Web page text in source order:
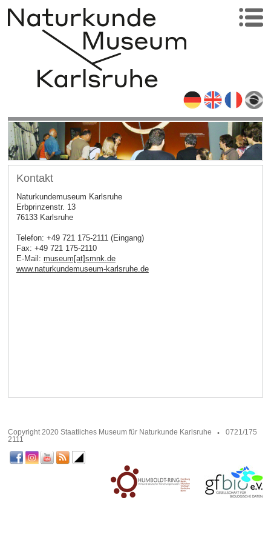
Kontakt
Naturkundemuseum Karlsruhe
Erbprinzenstr. 13
76133 Karlsruhe
Telefon: +49 721 175-2111 (Eingang)
Fax: +49 721 175-2110
E-Mail: museum[at]smnk.de
www.naturkundemuseum-karlsruhe.de
Copyright 2020 Staatliches Museum für Naturkunde Karlsruhe
0721/175
2111